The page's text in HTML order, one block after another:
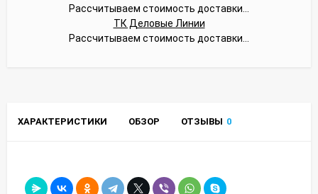
Рассчитываем стоимость доставки...
ТК Деловые Линии
Рассчитываем стоимость доставки...
ХАРАКТЕРИСТИКИ ОБЗОР ОТЗЫВЫ 0